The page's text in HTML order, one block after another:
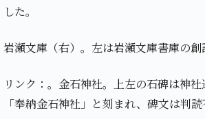
した。
岩瀬文庫（右）。左は岩瀬文庫書庫の
リンク：。金石神社。上左の石碑は神
「奉納金石神社」と刻まれ、碑文は判読